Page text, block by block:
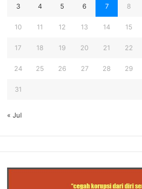
3 4 5 6 7 8
10 11 12 13 14 15
17 18 19 20 21 22
24 25 26 27 28 29
31
« Jul